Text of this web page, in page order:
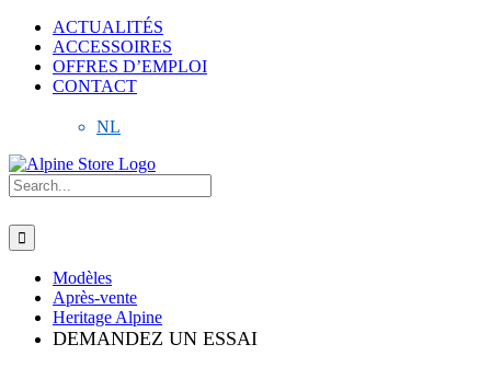
Skip
content
ACTUALITÉS
ACCESSOIRES
OFFRES D’EMPLOI
CONTACT
NL
Search
for:
Modèles
Après-vente
Heritage Alpine
DEMANDEZ UN ESSAI